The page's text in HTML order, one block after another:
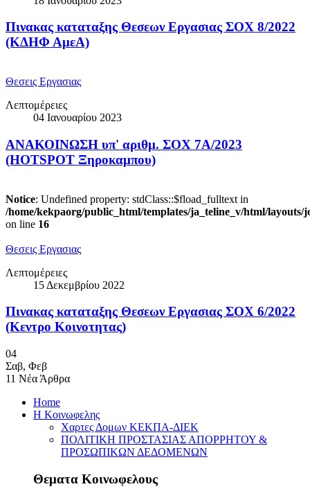
Πινακας καταταξης Θεσεων Εργασιας ΣΟΧ 8/2022
(ΚΔΗΦ ΑμεΑ)
Θεσεις Εργασιας
Λεπτομέρειες
04 Ιανουαρίου 2023
ΑΝΑΚΟΙΝΩΣΗ υπ' αριθμ. ΣΟΧ 7Α/2023
(HOTSPOT Ξηροκαμπου)
Notice: Undefined property: stdClass::$fload_fulltext in
/home/kekpaorg/public_html/templates/ja_teline_v/html/
on line 16
Θεσεις Εργασιας
Λεπτομέρειες
15 Δεκεμβρίου 2022
Πινακας καταταξης Θεσεων Εργασιας ΣΟΧ 6/2022
(Κεντρο Κοινοτητας)
04
Σαβ, Φεβ
11 Νέα Άρθρα
Home
Η Κοινωφελης
Χαρτες Δομων ΚΕΚΠΑ-ΔΙΕΚ
ΠΟΛΙΤΙΚΗ ΠΡΟΣΤΑΣΙΑΣ ΑΠΟΡΡΗΤΟΥ &
ΠΡΟΣΩΠΙΚΩΝ ΔΕΔΟΜΕΝΩΝ
Θεματα Κοινωφελους